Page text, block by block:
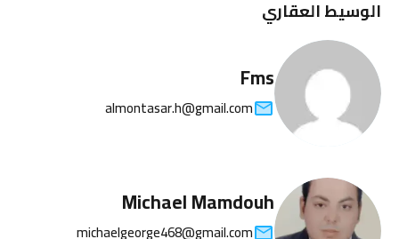
الوسيط العقاري
Fms
almontasar.h@gmail.com
Michael Mamdouh
michaelgeorge468@gmail.com